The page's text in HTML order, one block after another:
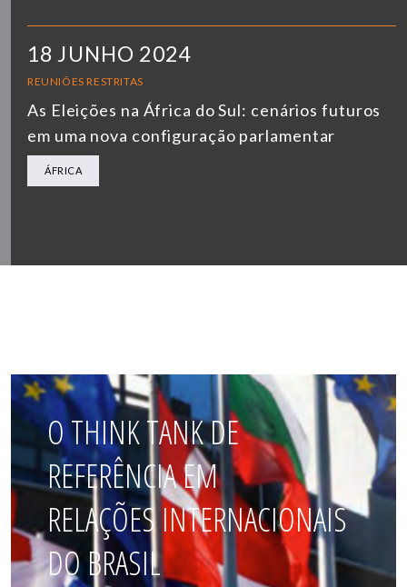
18 JUNHO 2024
REUNIÕES RESTRITAS
As Eleições na África do Sul: cenários futuros
em uma nova configuração parlamentar
ÁFRICA
O THINK TANK DE
REFERÊNCIA EM
RELAÇÕES INTERNACIONAIS
DO BRASIL